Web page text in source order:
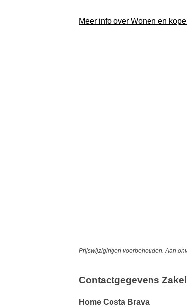
Meer info over Wonen en
Prijswijzigingen voorbehouden. Aan
Contactgegevens
Home Costa Brava